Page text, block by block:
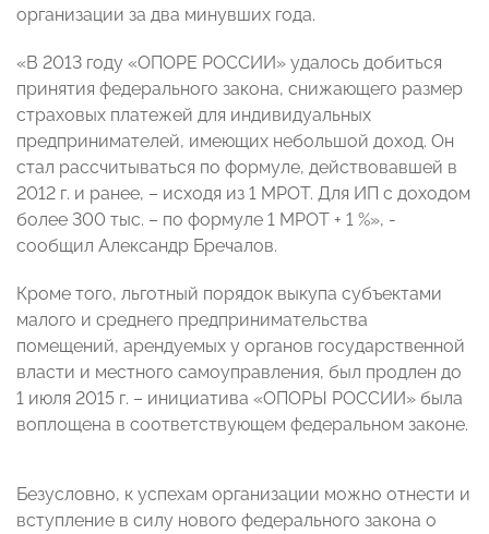
организации за два минувших года.
«В 2013 году «ОПОРЕ РОССИИ» удалось добиться
принятия федерального закона, снижающего размер
страховых платежей для индивидуальных
предпринимателей, имеющих небольшой доход. Он
стал рассчитываться по формуле, действовавшей в
2012 г. и ранее, – исходя из 1 МРОТ. Для ИП с доходом
более 300 тыс. – по формуле 1 МРОТ + 1 %», -
сообщил Александр Бречалов.
Кроме того, льготный порядок выкупа субъектами
малого и среднего предпринимательства
помещений, арендуемых у органов государственной
власти и местного самоуправления, был продлен до
1 июля 2015 г. – инициатива «ОПОРЫ РОССИИ» была
воплощена в соответствующем федеральном законе.
Безусловно, к успехам организации можно отнести и
вступление в силу нового федерального закона о